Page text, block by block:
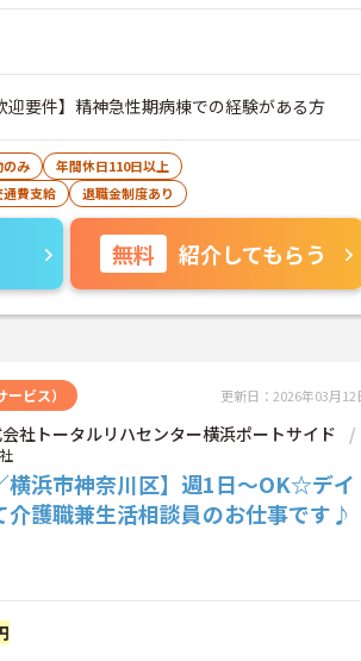
要件】精神急性期病棟での経験がある方
のみ
年間休日110日以上
通費支給 退職金制度あり
無料 紹介してもらう
ビス） 更新日：2026年03月12
社トータルリハセンター横浜ポートサイド
横浜市神奈川区】週1日～OK☆デイ
介護職兼生活相談員のお仕事です♪